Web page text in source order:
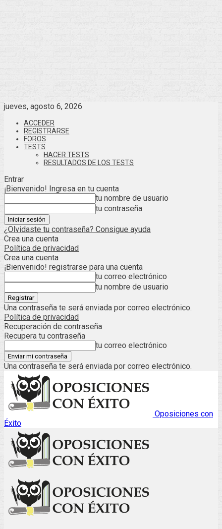
jueves, agosto 6, 2026
ACCEDER
REGISTRARSE
FOROS
TESTS
HACER TESTS
RESULTADOS DE LOS TESTS
Entrar
¡Bienvenido! Ingresa en tu cuenta
tu nombre de usuario
tu contraseña
¿Olvidaste tu contraseña? Consigue ayuda
Crea una cuenta
Política de privacidad
Crea una cuenta
¡Bienvenido! registrarse para una cuenta
tu correo electrónico
tu nombre de usuario
Una contraseña te será enviada por correo electrónico.
Política de privacidad
Recuperación de contraseña
Recupera tu contraseña
tu correo electrónico
Una contraseña te será enviada por correo electrónico.
Oposiciones con
Éxito